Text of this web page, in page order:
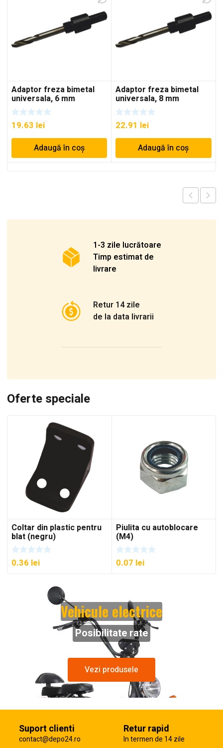
Adaptor freza bimetal
universala, 6 mm
19.63 lei
Adaugă în coș
Adaptor freza bimetal
universala, 8 mm
22.91 lei
Adaugă în coș
1-3 zile lucrătoare
Timp estimat de
livrare
Retur 14 zile
de la data livrarii
Oferte speciale
Coltar din plastic pentru
blat (negru)
0.36 lei
Piulita cu autoblocare
(M4)
0.07 lei
Vehicule electrice
Posibilitate rate
Vezi produsele
Suport clienti
contact@depo24.ro
Retur rapid
In termen de 14 zile